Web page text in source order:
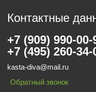
Контактные
+7 (909) 990-00-
+7 (495) 260-34-
kasta-diva@mail.ru
Обратный звонок